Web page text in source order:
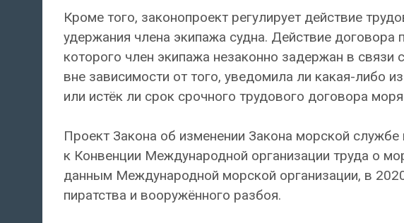
Кроме того, законопроект регулирует действие
удержания члена экипажа судна. Действие договора
которого член экипажа незаконно задержан в
вне зависимости от того, уведомила ли какая-либо
или истёк ли срок срочного трудового договора
Проект Закона об изменении Закона морской
к Конвенции Международной организации труда о
данным Международной морской организации, в
пиратства и вооружённого разбоя.